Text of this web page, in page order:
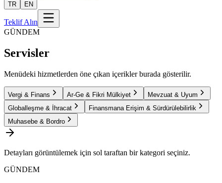
TR EN
Teklif Alın
GÜNDEM
Servisler
Menüdeki hizmetlerden öne çıkan içerikler burada gösterilir.
Vergi & Finans Ar-Ge & Fikri Mülkiyet
Mevzuat & Uyum
Globalleşme & İhracat
Finansmana Erişim & Sürdürülebilirlik
Muhasebe & Bordro
Detayları görüntülemek için sol taraftan bir kategori seçiniz.
GÜNDEM